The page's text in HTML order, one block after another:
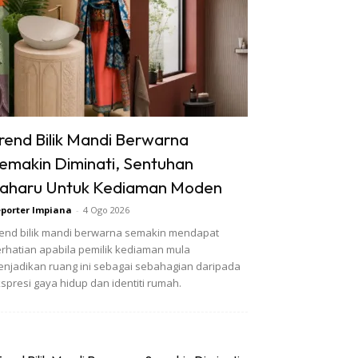
Bilik Mandi Berwarna
Diminati, Sentuhan
Untuk Kediaman Moden
Impiana - 4 Ogo 2026
bilik mandi berwarna semakin mendapat
apabila pemilik kediaman mula
ruang ini sebagai sebahagian daripada
gaya hidup dan identiti rumah.